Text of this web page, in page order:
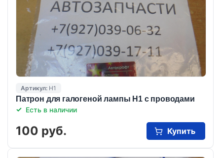
Артикул: Н1
Патрон для галогеной лампы Н1 с проводами
Есть в наличии
100 руб. Купить